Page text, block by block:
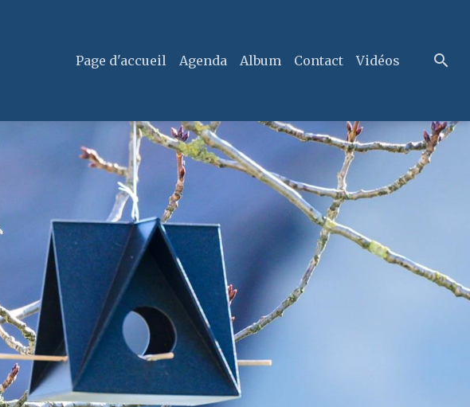
Page d'accueil Agenda Album Contact Vidéos